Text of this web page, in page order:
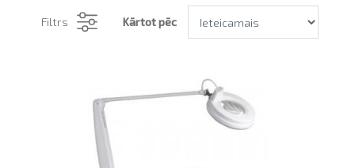
Filtrs Kārtot pēc